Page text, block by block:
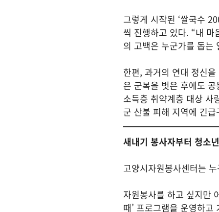
그렇게 시작된 ‘쌀국수
씩 진행하고 있다. “내
의 고백은 누군가를 돕는
한편, 과거의 연대 정신
은 군복을 벗은 후에도
소득층 취약계층 대상 사
군 산불 피해 지역에 긴
새내기 봉사자부터 청소
고양시자원봉사센터는
자원봉사를 하고 싶지만
때’ 프로그램을 운영하